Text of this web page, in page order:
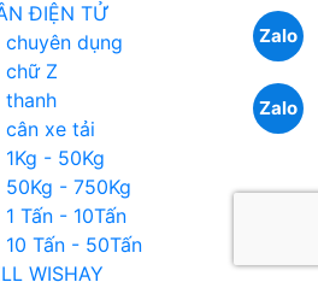
ĐIỆN TỬ
dụng
chữ Z
thanh
cân xe tải
- 50Kg
- 750Kg
Tấn - 10Tấn
Tấn - 50Tấn
WISHAY
Zalo
Zalo